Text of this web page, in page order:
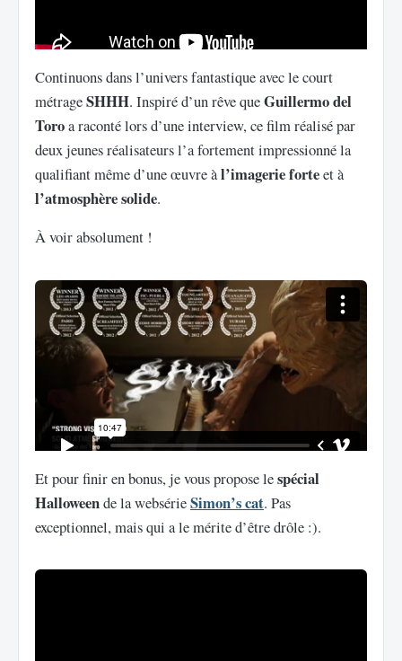
Continuons dans l’univers fantastique avec le court
métrageSHHH. Inspiré d’un rêve queGuillermo del
Toroa raconté lors d’une interview, ce film réalisé par
deux jeunes réalisateurs l’a fortement impressionné la
qualifiant même d’une œuvre àl’imagerie forteet à
l’atmosphère solide.
À voir absolument !
Et pour finir en bonus, je vous propose lespécial
Halloweende la websérieSimon’s cat. Pas
exceptionnel, mais qui a le mérite d’être drôle :).